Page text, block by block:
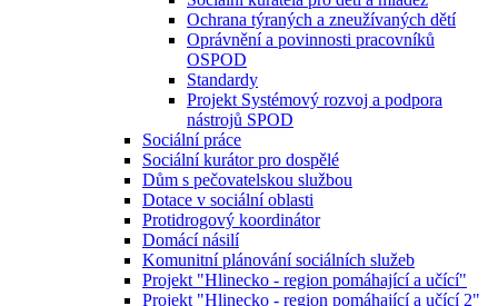
Ochrana týraných a zneužívaných dětí
Oprávnění a povinnosti pracovníků
OSPOD
Standardy
Projekt Systémový rozvoj a podpora
nástrojů SPOD
Sociální práce
Sociální kurátor pro dospělé
Dům s pečovatelskou službou
Dotace v sociální oblasti
Protidrogový koordinátor
Domácí násilí
Komunitní plánování sociálních služeb
Projekt "Hlinecko - region pomáhající a učící"
Projekt "Hlinecko - region pomáhající a učící 2"